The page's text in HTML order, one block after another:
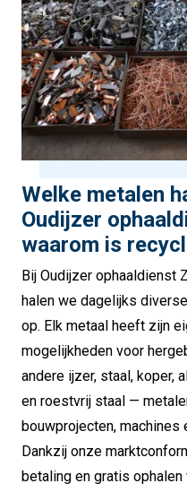
Welke metalen
Oudijzer
waarom is
Bij Oudijzer ophaaldienst
halen we dagelijks
op. Elk metaal heeft zijn
mogelijkheden voor
andere ijzer, staal, koper,
en roestvrij staal —
bouwprojecten,
Dankzij onze
betaling en gratis